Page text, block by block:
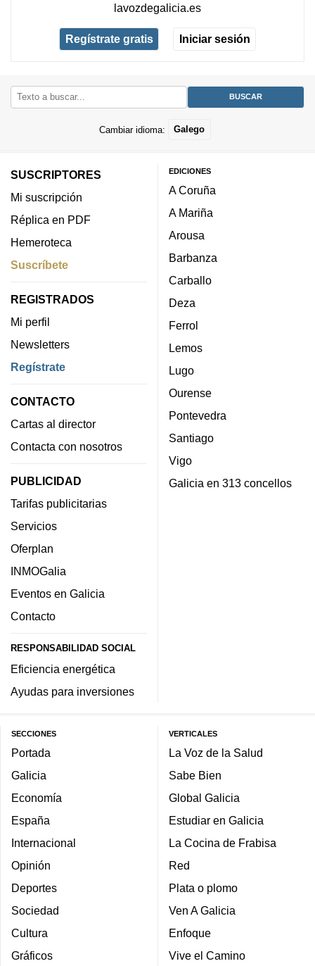
lavozdegalicia.es
Regístrate gratis Iniciar sesión
Cambiar idioma: Galego
SUSCRIPTORES
Mi suscripción
Réplica en PDF
Hemeroteca
Suscríbete
REGISTRADOS
Mi perfil
Newsletters
Regístrate
CONTACTO
Cartas al director
Contacta con nosotros
PUBLICIDAD
Tarifas publicitarias
Servicios
Oferplan
INMOGalia
Eventos en Galicia
Contacto
RESPONSABILIDAD SOCIAL
Eficiencia energética
Ayudas para inversiones
EDICIONES
A Coruña
A Mariña
Arousa
Barbanza
Carballo
Deza
Ferrol
Lemos
Lugo
Ourense
Pontevedra
Santiago
Vigo
Galicia en 313 concellos
SECCIONES
Portada
Galicia
Economía
España
Internacional
Opinión
Deportes
Sociedad
Cultura
Gráficos
VERTICALES
La Voz de la Salud
Sabe Bien
Global Galicia
Estudiar en Galicia
La Cocina de Frabisa
Red
Plata o plomo
Ven A Galicia
Enfoque
Vive el Camino